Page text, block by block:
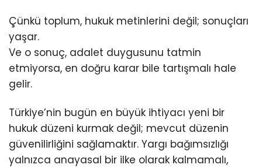
Çünkü toplum, hukuk metinlerini değil; sonuçları
yaşar.
Ve o sonuç, adalet duygusunu tatmin
etmiyorsa, en doğru karar bile tartışmalı hale
gelir.
Türkiye’nin bugün en büyük ihtiyacı yeni bir
hukuk düzeni kurmak değil; mevcut düzenin
güvenilirliğini sağlamaktır. Yargı bağımsızlığı
yalnızca anayasal bir ilke olarak kalmamalı,